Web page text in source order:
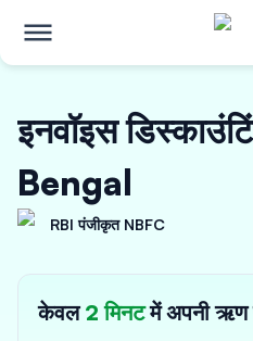
इनवॉइस
Bengal
RBI पंजीकृत NBFC
केवल2 मिनटमें अपनी ऋण